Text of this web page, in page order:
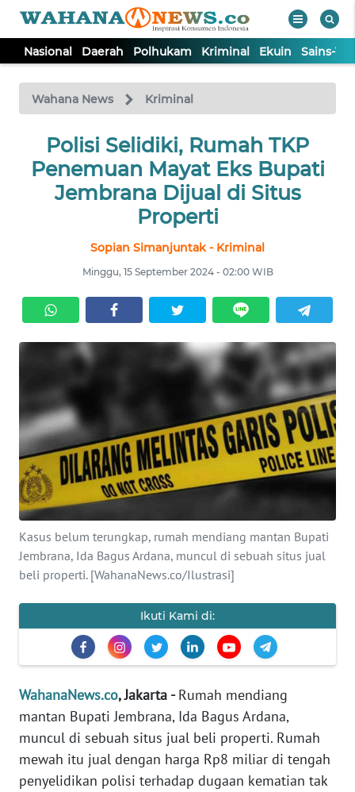
Nasional Daerah Polhukam Kriminal Ekuin Sains-
Wahana News Kriminal
Polisi Selidiki, Rumah TKP
Penemuan Mayat Eks Bupati
Jembrana Dijual di Situs
Properti
Sopian Simanjuntak - Kriminal
Minggu, 15 September 2024 - 02:00 WIB
Kasus belum terungkap, rumah mendiang mantan Bupati
Jembrana, Ida Bagus Ardana, muncul di sebuah situs jual
beli properti. [WahanaNews.co/Ilustrasi]
Ikuti Kami di:
WahanaNews.co, Jakarta -Rumah mendiang
mantan Bupati Jembrana, Ida Bagus Ardana,
muncul di sebuah situs jual beli properti. Rumah
mewah itu jual dengan harga Rp8 miliar di tengah
penyelidikan polisi terhadap dugaan kematian tak
TV
Tutup
NASIONAL
DAERAH
EKUIN
SAINS-TEKNO
KESEHATAN
INTERNASIONAL
SERBA-SERBI
PENDIDIKAN
OLAHRAGA
OPINI
Informasi
INDEKS
BERITA